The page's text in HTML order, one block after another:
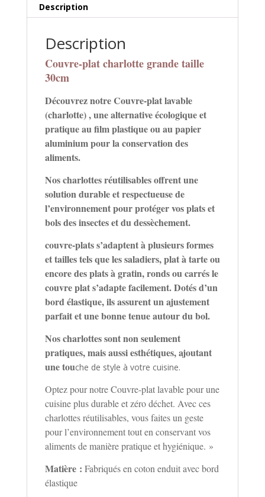
Description
Description
Couvre-plat charlotte grande taille
30cm
Découvrez notre Couvre-plat lavable
(charlotte) , une alternative écologique et
pratique au film plastique ou au papier
aluminium pour la conservation des
aliments.
Nos charlottes réutilisables offrent une
solution durable et respectueuse de
l’environnement pour protéger vos plats et
bols des insectes et du dessèchement.
couvre-plats s’adaptent à plusieurs formes
et tailles tels que les saladiers, plat à tarte ou
encore des plats à gratin, ronds ou carrés le
couvre plat s’adapte facilement. Dotés d’un
bord élastique, ils assurent un ajustement
parfait et une bonne tenue autour du bol.
Nos charlottes sont non seulement
pratiques, mais aussi esthétiques, ajoutant
une touche de style à votre cuisine.
Optez pour notre Couvre-plat lavable pour une
cuisine plus durable et zéro déchet. Avec ces
charlottes réutilisables, vous faites un geste
pour l’environnement tout en conservant vos
aliments de manière pratique et hygiénique. »
Matière : Fabriqués en coton enduit avec bord
élastique